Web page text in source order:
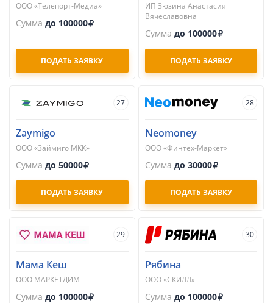
ООО «Телепорт-Медиа»
Сумма до 100000
ПОДАТЬ ЗАЯВКУ
ИП Зюзина Анастасия
Вячеславовна
Сумма до 100000
ПОДАТЬ ЗАЯВКУ
27
Zaymigo
ООО «Займиго МКК»
Сумма до 50000
ПОДАТЬ ЗАЯВКУ
28
Neomoney
ООО «Финтех-Маркет»
Сумма до 30000
ПОДАТЬ ЗАЯВКУ
29
Мама Кеш
ООО МАРКЕТДИМ
Сумма до 100000
30
Рябина
ООО «СКИЛЛ»
Сумма до 100000